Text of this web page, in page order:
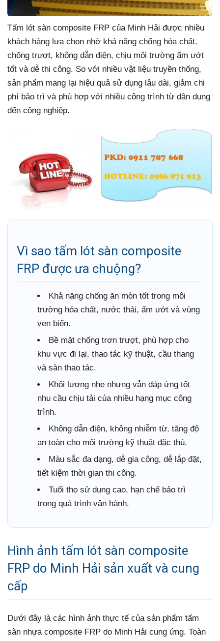
Tấm lót sàn composite FRP của Minh Hải được nhiều
khách hàng lựa chọn nhờ khả năng chống hóa chất,
chống trượt, không dẫn điện, chịu môi trường ẩm ướt
tốt và dễ thi công. So với nhiều vật liệu truyền thống,
sản phẩm mang lại hiệu quả sử dụng lâu dài, giảm chi
phí bảo trì và phù hợp với nhiều công trình từ dân dụng
đến công nghiệp.
Vì sao tấm lót sàn composite
FRP được ưa chuộng?
Khả năng chống ăn mòn tốt trong môi
trường hóa chất, nước thải, ẩm ướt và vùng
ven biển.
Bề mặt chống trơn trượt, phù hợp cho
khu vực đi lại, thao tác kỹ thuật, cầu thang
và sàn thao tác.
Khối lượng nhẹ nhưng vẫn đáp ứng tốt
nhu cầu chịu tải của nhiều hạng mục công
trình.
Không dẫn điện, không nhiễm từ, tăng độ
an toàn cho môi trường kỹ thuật đặc thù.
Màu sắc đa dạng, dễ gia công, dễ lắp đặt,
tiết kiệm thời gian thi công.
Tuổi thọ sử dụng cao, hạn chế bảo trì
trong quá trình vận hành.
Hình ảnh tấm lót sàn composite
FRP do Minh Hải sản xuất và cung
cấp
Dưới đây là các hình ảnh thực tế của sản phẩm tấm
sàn nhựa composite FRP do Minh Hải cung ứng. Toàn